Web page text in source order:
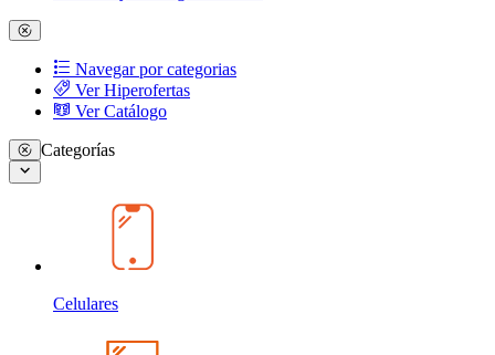
Navegar por categorias
Ver Hiperofertas
Ver Catálogo
Categorías
Celulares